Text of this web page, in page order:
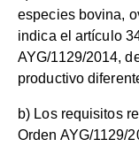
especies bovina,
indica el artículo
AYG/1129/2014,
productivo
b) Los requisitos
Orden AYG/1129/